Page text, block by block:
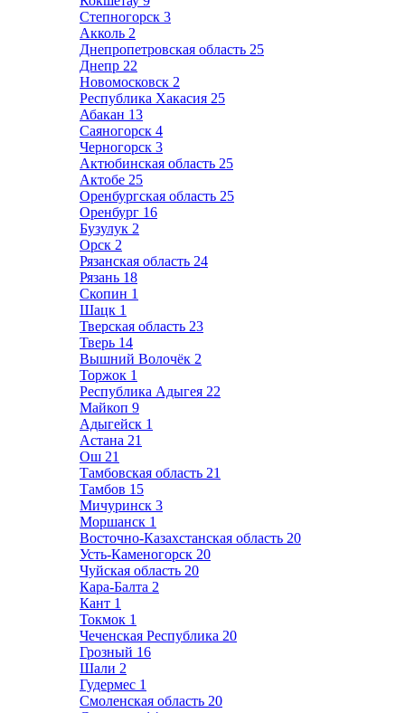
Степногорск 3
Акколь 2
Днепропетровская область 25
Днепр 22
Новомосковск 2
Республика Хакасия 25
Абакан 13
Саяногорск 4
Черногорск 3
Актюбинская область 25
Актобе 25
Оренбургская область 25
Оренбург 16
Бузулук 2
Орск 2
Рязанская область 24
Рязань 18
Скопин 1
Шацк 1
Тверская область 23
Тверь 14
Вышний Волочёк 2
Торжок 1
Республика Адыгея 22
Майкоп 9
Адыгейск 1
Астана 21
Ош 21
Тамбовская область 21
Тамбов 15
Мичуринск 3
Моршанск 1
Восточно-Казахстанская область 20
Усть-Каменогорск 20
Чуйская область 20
Кара-Балта 2
Кант 1
Токмок 1
Чеченская Республика 20
Грозный 16
Шали 2
Гудермес 1
Смоленская область 20